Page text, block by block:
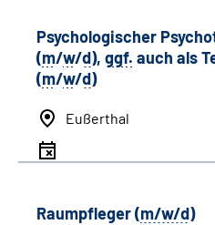
Psychologischer
(m/w/d), ggf. auch als
(m/w/d)
Eußerthal
Raumpfleger (m/w/d)